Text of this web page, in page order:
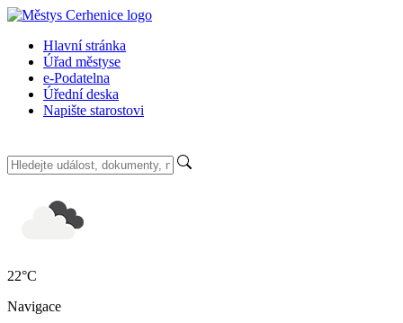
Hlavní stránka
Úřad městyse
e-Podatelna
Úřední deska
Napište starostovi
22°C
Navigace